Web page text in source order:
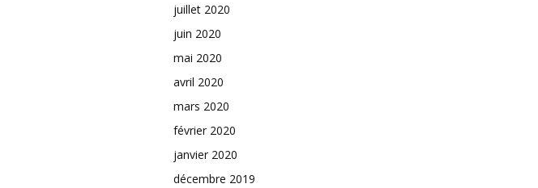
juillet 2020
juin 2020
mai 2020
avril 2020
mars 2020
février 2020
janvier 2020
décembre 2019